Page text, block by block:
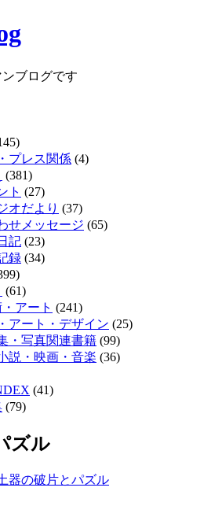
ブログです
プレス関係 (4)
(381)
ト (27)
オだより (37)
せメッセージ (65)
記 (23)
録 (34)
(61)
アート (241)
アート・デザイン (25)
・写真関連書籍 (99)
説・映画・音楽 (36)
(41)
(79)
ズル